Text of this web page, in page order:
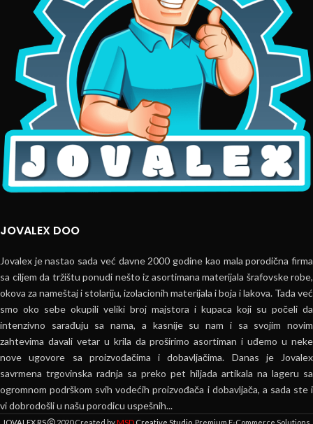
JOVALEX DOO
Jovalex je nastao sada već davne 2000 godine kao mala porodična firma
sa ciljem da tržištu ponudi nešto iz asortimana materijala šrafovske robe,
okova za nameštaj i stolariju, izolacionih materijala i boja i lakova. Tada već
smo oko sebe okupili veliki broj majstora i kupaca koji su počeli da
intenzivno sarađuju sa nama, a kasnije su nam i sa svojim novim
zahtevima davali vetar u krila da proširimo asortiman i uđemo u neke
nove ugovore sa proizvođačima i dobavljačima. Danas je Jovalex
savrmena trgovinska radnja sa preko pet hiljada artikala na lageru sa
ogromnom podrškom svih vodećih proizvođača i dobavljača, a sada ste i
vi dobrodošli u našu porodicu uspešnih...